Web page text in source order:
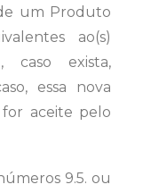
um Produto
ao(s)
caso exista,
essa nova
for aceite pelo
9.5. ou